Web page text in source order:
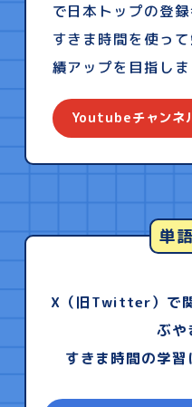
で日本トップの登
すきま時間を使っ
績アップを目指しま
Youtubeチャンネ
単
X（旧Twitter）で
ぶや
すきま時間の学習